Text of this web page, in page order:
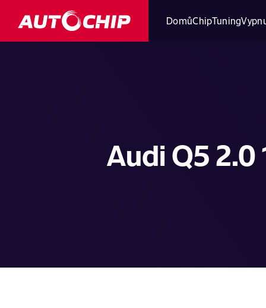
DomůChipTuning
Audi Q5 2.0